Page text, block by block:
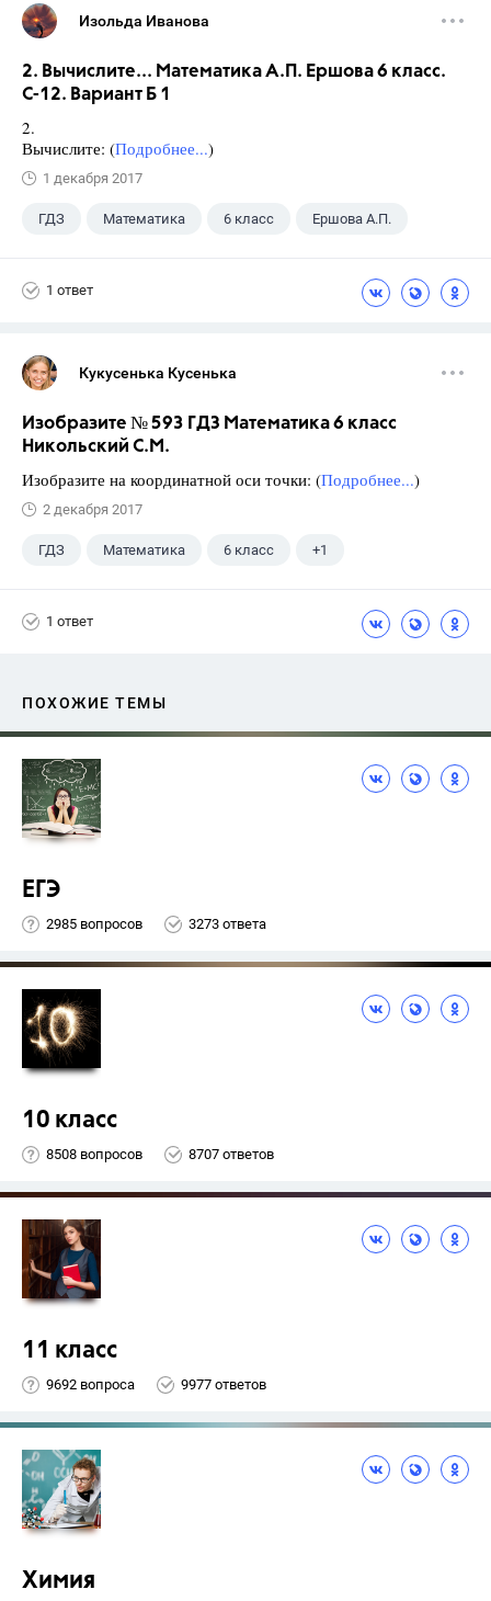
Изольда Иванова
2. Вычислите... Математика А.П. Ершова 6 класс.
С-12. Вариант Б 1
2.
Вычислите: (Подробнее...)
1 декабря 2017
ГДЗ Математика 6 класс Ершова А.П.
1 ответ
Кукусенька Кусенька
Изобразите № 593 ГДЗ Математика 6 класс
Никольский С.М.
Изобразите на координатной оси точки: (Подробнее...)
2 декабря 2017
ГДЗ Математика 6 класс +1
1 ответ
ПОХОЖИЕ ТЕМЫ
ЕГЭ
2985 вопросов 3273 ответа
10 класс
8508 вопросов 8707 ответов
11 класс
9692 вопроса 9977 ответов
Химия